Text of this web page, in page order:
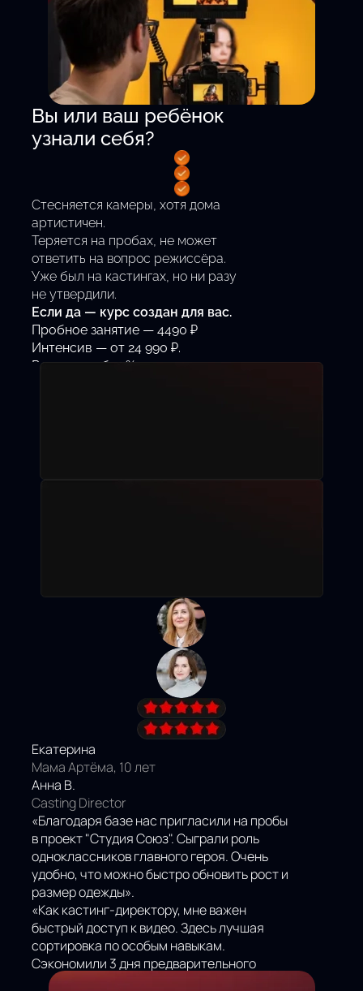
Вы или ваш ребёнок
узнали себя?
Стесняется камеры, хотя дома
артистичен.
Теряется на пробах, не может
ответить на вопрос режиссёра.
Уже был на кастингах, но ни разу
не утвердили.
Если да — курс создан для вас.
Пробное занятие — 4490 ₽
Интенсив — от 24 990 ₽.
Рассрочка без %
Екатерина
Мама Артёма, 10 лет
Анна В.
Casting Director
«Благодаря базе нас пригласили на пробы
в проект "Студия Союз". Сыграли роль
одноклассников главного героя. Очень
удобно, что можно быстро обновить рост и
размер одежды».
«Как кастинг-директору, мне важен
быстрый доступ к видео. Здесь лучшая
сортировка по особым навыкам.
Сэкономили 3 дня предварительного
поиска».